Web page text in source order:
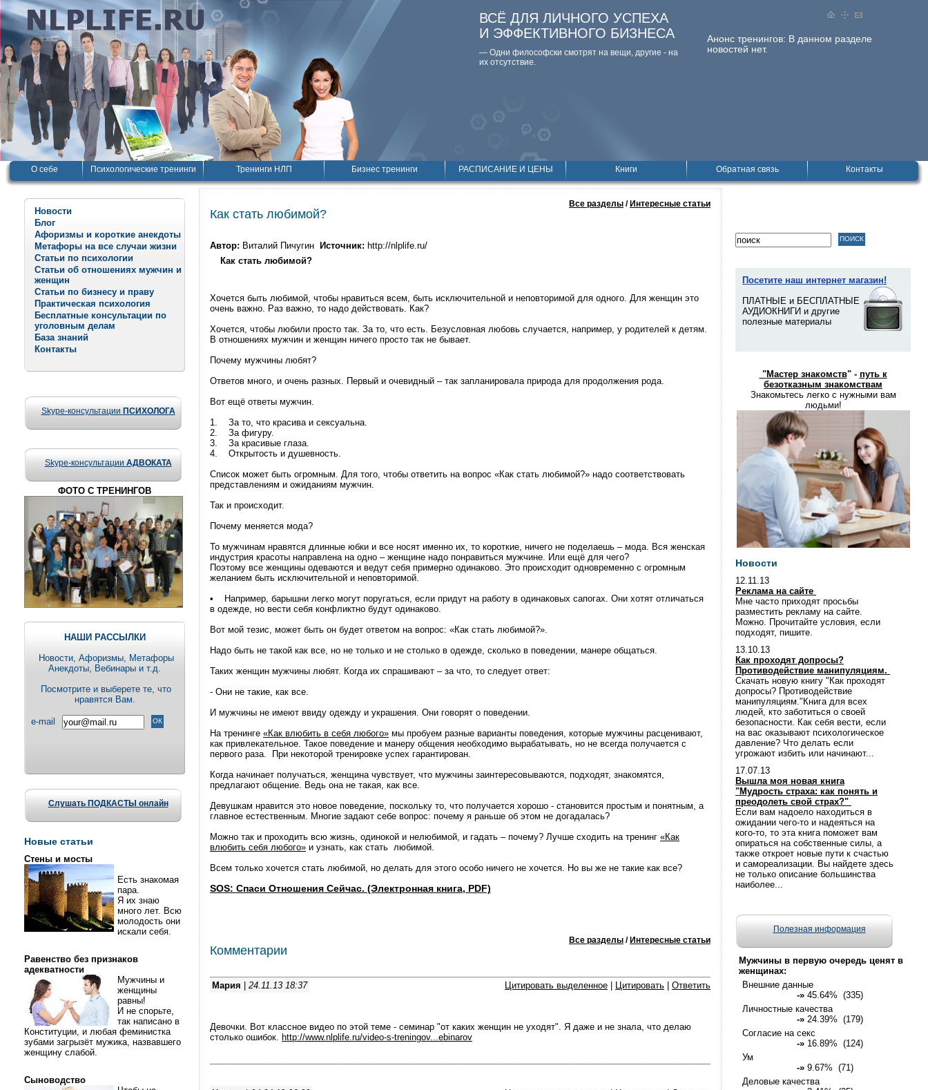
Анонс тренингов: В данном разделе
новостей нет.
ВСЁ ДЛЯ ЛИЧНОГО УСПЕХА
И ЭФФЕКТИВНОГО БИЗНЕСА
— Одни философски смотpят на вещи, дpугие - на
их отсутствие.
О себе Психологические тренинги Тренинги НЛП Бизнес тренинги РАСПИСАНИЕ И ЦЕНЫ Книги Обратная связь Контакты
Новости
Блог
Афоризмы и короткие анекдоты
Метафоры на все случаи жизни
Статьи по психологии
Статьи об отношениях мужчин и
женщин
Статьи по бизнесу и праву
Практическая психология
Бесплатные консультации по
уголовным делам
База знаний
Контакты
Skype-консультации ПСИХОЛОГА
Skype-консультации АДВОКАТА
ФОТО С ТРЕНИНГОВ
НАШИ РАССЫЛКИ
Новости, Aфоризмы, Метафоры
Анекдоты, Вебинары и т.д.
Посмотрите и выберете те, что
нравятся Вам.
e-mail
Слушать ПОДКАСТЫ онлайн
Новые статьи
Стены и мосты
Есть знакомая
пара.
Я их знаю
много лет. Всю
молодость они
искали себя.
Равенство без признаков
адекватности
Мужчины и
женщины
равны!
И не спорьте,
так написано в
Конституции, и любая феминистка
зубами загрызёт мужика, назвавшего
женщину слабой.
Сыноводство
Все разделы / Интересные статьи
Как стать любимой?
Автор: Виталий Пичугин Источник: http://nlplife.ru/
Как стать любимой?
Хочется быть любимой, чтобы нравиться всем, быть исключительной и неповторимой для одного. Для женщин это
очень важно. Раз важно, то надо действовать. Как?
Хочется, чтобы любили просто так. За то, что есть. Безусловная любовь случается, например, у родителей к детям.
В отношениях мужчин и женщин ничего просто так не бывает.
Почему мужчины любят?
Ответов много, и очень разных. Первый и очевидный – так запланировала природа для продолжения рода.
Вот ещё ответы мужчин.
1. За то, что красива и сексуальна.
2. За фигуру.
3. За красивые глаза.
4. Открытость и душевность.
Список может быть огромным. Для того, чтобы ответить на вопрос «Как стать любимой?» надо соответствовать
представлениям и ожиданиям мужчин.
Так и происходит.
Почему меняется мода?
То мужчинам нравятся длинные юбки и все носят именно их, то короткие, ничего не поделаешь – мода. Вся женская
индустрия красоты направлена на одно – женщине надо понравиться мужчине. Или ещё для чего?
Поэтому все женщины одеваются и ведут себя примерно одинаково. Это происходит одновременно с огромным
желанием быть исключительной и неповторимой.
• Например, барышни легко могут поругаться, если придут на работу в одинаковых сапогах. Они хотят отличаться
в одежде, но вести себя конфликтно будут одинаково.
Вот мой тезис, может быть он будет ответом на вопрос: «Как стать любимой?».
Надо быть не такой как все, но не только и не столько в одежде, сколько в поведении, манере общаться.
Таких женщин мужчины любят. Когда их спрашивают – за что, то следует ответ:
- Они не такие, как все.
И мужчины не имеют ввиду одежду и украшения. Они говорят о поведении.
На тренинге «Как влюбить в себя любого» мы пробуем разные варианты поведения, которые мужчины расценивают,
как привлекательное. Такое поведение и манеру общения необходимо вырабатывать, но не всегда получается с
первого раза. При некоторой тренировке успех гарантирован.
Когда начинает получаться, женщина чувствует, что мужчины заинтересовываются, подходят, знакомятся,
предлагают общение. Ведь она не такая, как все.
Девушкам нравится это новое поведение, поскольку то, что получается хорошо - становится простым и понятным, а
главное естественным. Многие задают себе вопрос: почему я раньше об этом не догадалась?
Можно так и проходить всю жизнь, одинокой и нелюбимой, и гадать – почему? Лучше сходить на тренинг «Как
влюбить себя любого» и узнать, как стать любимой.
Всем только хочется стать любимой, но делать для этого особо ничего не хочется. Но вы же не такие как все?
SOS: Спаси Отношения Сейчас. (Электронная книга, PDF)
Все разделы / Интересные статьи
Комментарии
Мария 24.11.13 18:37 Цитировать выделенное Цитировать Ответить
Девочки. Вот классное видео по этой теме - семинар "от каких женщин не уходят". Я даже и не знала, что делаю
столько ошибок. http://www.nlplife.ru/video-s-treningov...ebinarov
Посетите наш интернет магазин!
ПЛАТНЫЕ и БЕСПЛАТНЫЕ
АУДИОКНИГИ и другие
полезные материалы
"Мастер знакомств" - путь к
безотказным знакомствам
Знакомьтесь легко с нужными вам
людьми!
Новости
12.11.13
Реклама на сайте
Мне часто приходят просьбы
разместить рекламу на сайте.
Можно. Прочитайте условия, если
подходят, пишите.
13.10.13
Как проходят допросы?
Противодействие манипуляциям.
Скачать новую книгу "Как проходят
допросы? Противодействие
манипуляциям."Книга для всех
людей, кто заботиться о своей
безопасности. Как себя вести, если
на вас оказывают психологическое
давление? Что делать если
угрожают избить или начинают...
17.07.13
Вышла моя новая книга
"Мудрость страха: как понять и
преодолеть свой страх?"
Если вам надоело находиться в
ожидании чего-то и надеяться на
кого-то, то эта книга поможет вам
опираться на собственные силы, а
также откроет новые пути к счастью
и самореализации. Вы найдете здесь
не только описание большинства
наиболее...
Полезная информация
Мужчины в первую очередь ценят в
женщинах:
Внешние данные
-» 45.64% (335)
Личностные качества
-» 24.39% (179)
Согласие на секс
-» 16.89% (124)
Ум
-» 9.67% (71)
Деловые качества